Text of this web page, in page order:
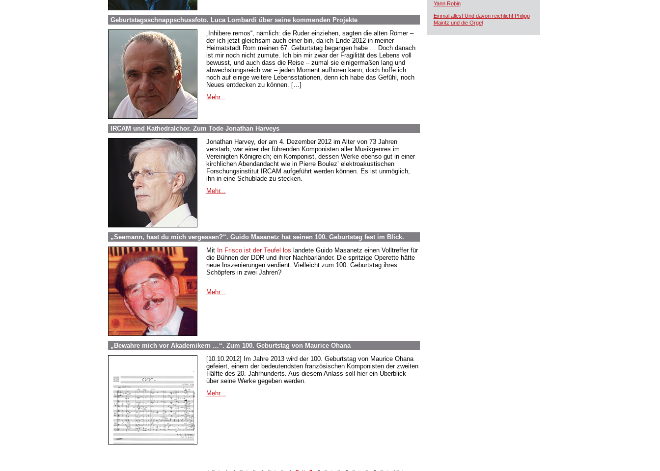
Geburtstagsschnappschussfoto. Luca Lombardi über seine kommenden Projekte
„Inhibere remos“, nämlich: die Ruder einziehen, sagten die alten Römer –
der ich jetzt gleichsam auch einer bin, da ich Ende 2012 in meiner
Heimatstadt Rom meinen 67. Geburtstag begangen habe … Doch danach
ist mir noch nicht zumute. Ich bin mir zwar der Fragilität des Lebens voll
bewusst, und auch dass die Reise – zumal sie einigermaßen lang und
abwechslungsreich war – jeden Moment aufhören kann, doch hoffe ich
noch auf einige weitere Lebensstationen, denn ich habe das Gefühl, noch
Neues entdecken zu können. […]
Mehr...
IRCAM und Kathedralchor. Zum Tode Jonathan Harveys
Jonathan Harvey, der am 4. Dezember 2012 im Alter von 73 Jahren
verstarb, war einer der führenden Komponisten aller Musikgenres im
Vereinigten Königreich; ein Komponist, dessen Werke ebenso gut in einer
kirchlichen Abendandacht wie in Pierre Boulez’ elektroakustischen
Forschungsinstitut IRCAM aufgeführt werden können. Es ist unmöglich,
ihn in eine Schublade zu stecken.
Mehr...
„Seemann, hast du mich vergessen?“. Guido Masanetz hat seinen 100. Geburtstag fest im Blick.
Mit In Frisco ist der Teufel los landete Guido Masanetz einen Volltreffer für
die Bühnen der DDR und ihrer Nachbarländer. Die spritzige Operette hätte
neue Inszenierungen verdient. Vielleicht zum 100. Geburtstag ihres
Schöpfers in zwei Jahren?
Mehr...
„Bewahre mich vor Akademikern …“. Zum 100. Geburtstag von Maurice Ohana
[10.10.2012] Im Jahre 2013 wird der 100. Geburtstag von Maurice Ohana
gefeiert, einem der bedeutendsten französischen Komponisten der zweiten
Hälfte des 20. Jahrhunderts. Aus diesem Anlass soll hier ein Überblick
über seine Werke gegeben werden.
Mehr...
Yann Robin
Einmal alles! Und davon reichlich! Philipp
Maintz und die Orgel